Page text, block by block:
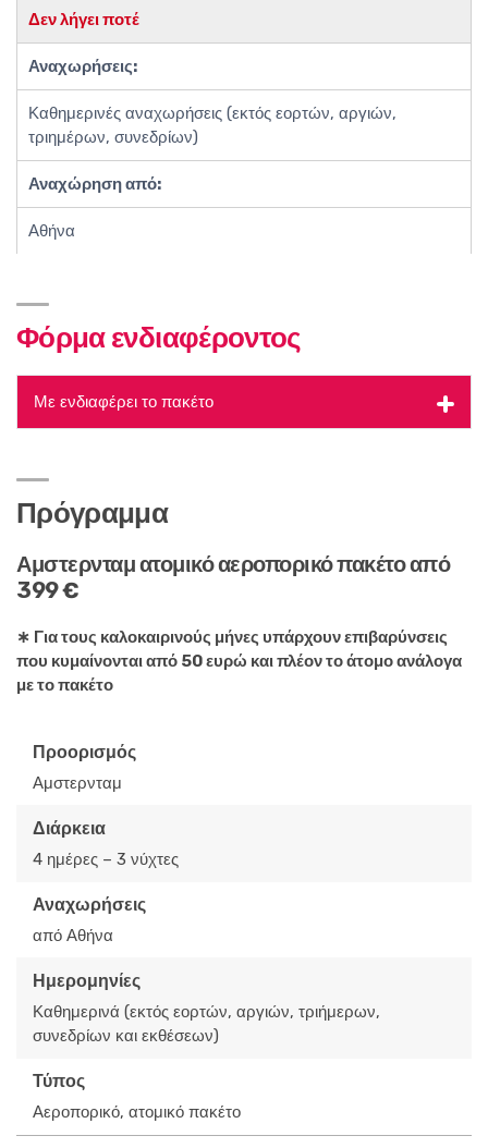
Δεν λήγει ποτέ
Αναχωρήσεις:
Καθημερινές αναχωρήσεις (εκτός εορτών, αργιών,
τριημέρων, συνεδρίων)
Αναχώρηση από:
Αθήνα
Φόρμα ενδιαφέροντος
Με ενδιαφέρει το πακέτο
Πρόγραμμα
Αμστερνταμ ατομικό αεροπορικό πακέτο από
399 €
∗ Για τους καλοκαιρινούς μήνες υπάρχουν επιβαρύνσεις
που κυμαίνονται από 50 ευρώ και πλέον το άτομο ανάλογα
με το πακέτο
Προορισμός
Αμστερνταμ
Διάρκεια
4 ημέρες – 3 νύχτες
Αναχωρήσεις
από Αθήνα
Ημερομηνίες
Καθημερινά (εκτός εορτών, αργιών, τριήμερων,
συνεδρίων και εκθέσεων)
Τύπος
Αεροπορικό, ατομικό πακέτο